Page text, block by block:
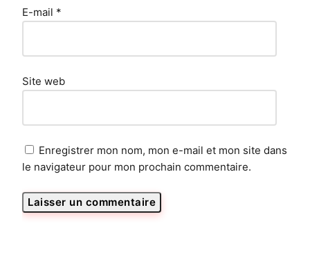
E-mail *
Site web
Enregistrer mon nom, mon e-mail et mon site dans
le navigateur pour mon prochain commentaire.